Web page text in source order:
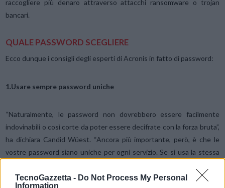
TecnoGazzetta - Do Not Process My Personal
Information
raccogliere più denaro attraverso attacchi ransomware o trojan
bancari.
QUALE PASSWORD SCEGLIERE
Ecco dunque i consigli degli esperti di Acronis in fatto di password:
1.Usare sempre password uniche
“Naturalmente, le password non dovrebbero essere facilmente
indovinabili o così corte da poter essere decifrate con la forza bruta”,
ha dichiara Candid Wüest. “Ancora più importante, però, è che le
vostre password siano uniche per ogni servizio. Se si usa la stessa
servizi è sufficiente per bucarli tutti. Gli aggressori useranno le